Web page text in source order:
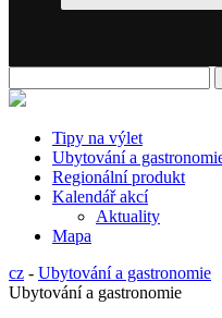
Tipy na výlet
Ubytování a
Regionální produkt
Kalendář akcí
Aktuality
Mapa
cz - Ubytování a gastronomie
Ubytování a gastronomie